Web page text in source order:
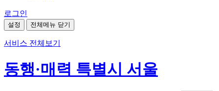
로그인
설정 전체메뉴 닫기
서비스 전체보기
동행·매력 특별시 서울